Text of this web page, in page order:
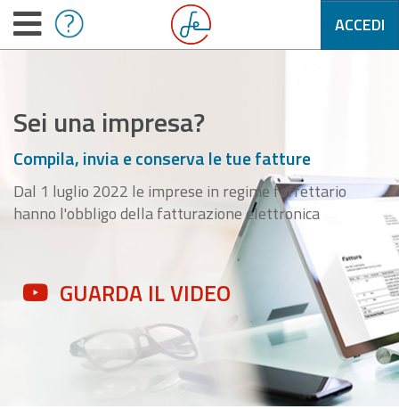
ACCEDI
Sei una impresa?
Compila, invia e conserva le tue fatture
Dal 1 luglio 2022 le imprese in regime forfettario
hanno l'obbligo della fatturazione elettronica
GUARDA IL VIDEO